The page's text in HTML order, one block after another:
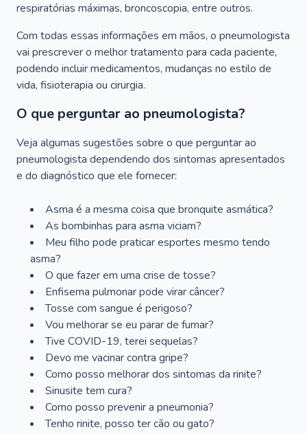
respiratórias máximas, broncoscopia, entre outros.
Com todas essas informações em mãos, o pneumologista
vai prescrever o melhor tratamento para cada paciente,
podendo incluir medicamentos, mudanças no estilo de
vida, fisioterapia ou cirurgia.
O que perguntar ao pneumologista?
Veja algumas sugestões sobre o que perguntar ao
pneumologista dependendo dos sintomas apresentados
e do diagnóstico que ele fornecer:
Asma é a mesma coisa que bronquite asmática?
As bombinhas para asma viciam?
Meu filho pode praticar esportes mesmo tendo
asma?
O que fazer em uma crise de tosse?
Enfisema pulmonar pode virar câncer?
Tosse com sangue é perigoso?
Vou melhorar se eu parar de fumar?
Tive COVID-19, terei sequelas?
Devo me vacinar contra gripe?
Como posso melhorar dos sintomas da rinite?
Sinusite tem cura?
Como posso prevenir a pneumonia?
Tenho rinite, posso ter cão ou gato?